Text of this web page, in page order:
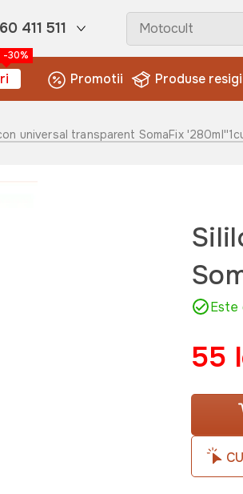
411 511
-30%
Promotii Produse
universal transparent SomaFix
Este
55